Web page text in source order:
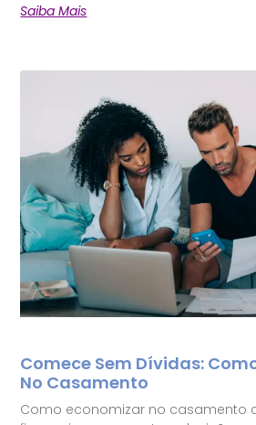
Saiba Mais
Comece Sem Dívidas:
No Casamento
Como economizar no casamento